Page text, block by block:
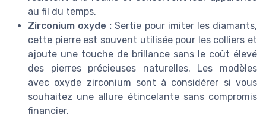
au fil du temps.
Zirconium oxyde : Sertie pour imiter les diamants,
cette pierre est souvent utilisée pour les colliers et
ajoute une touche de brillance sans le coût élevé
des pierres précieuses naturelles. Les modèles
avec oxyde zirconium sont à considérer si vous
souhaitez une allure étincelante sans compromis
financier.